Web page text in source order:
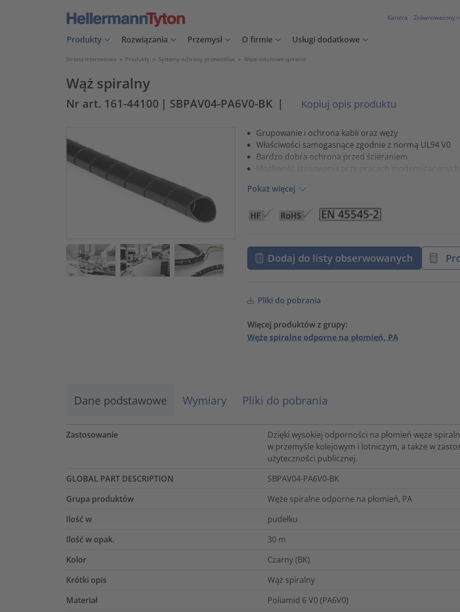
Kariera Zrównoważony
Produkty Rozwiązania Przemysł O firmie Usługi dodatkowe
Strona internetowa > Produkty > Systemy ochrony przewodów > Węże osłonowe spiralne
Wąż spiralny
Nr art. 161-44100 | SBPAV04-PA6V0-BK | Kopiuj opis produktu
Grupowanie i ochrona kabli oraz węży
Właściwości samogasnące zgodnie z normą UL94 V0
Bardzo dobra ochrona przed ścieraniem
Możliwość stosowania przy pracach modernizacyjnych
Pokaż więcej
Dodaj do listy obserwowanych
Pliki do pobrania
Więcej produktów z grupy:
Węże spiralne odporne na płomień, PA
Dane podstawowe Wymiary Pliki do pobrania
Zastosowanie
Dzięki wysokiej odporności na płomień węże
w przemyśle kolejowym i lotniczym, a także w
użyteczności publicznej.
GLOBAL PART DESCRIPTION
SBPAV04-PA6V0-BK
Grupa produktów
Węże spiralne odporne na płomień, PA
Ilość w
pudełku
Ilość w opak.
30 m
Kolor
Czarny (BK)
Krótki opis
Wąż spiralny
Materiał
Poliamid 6 V0 (PA6V0)